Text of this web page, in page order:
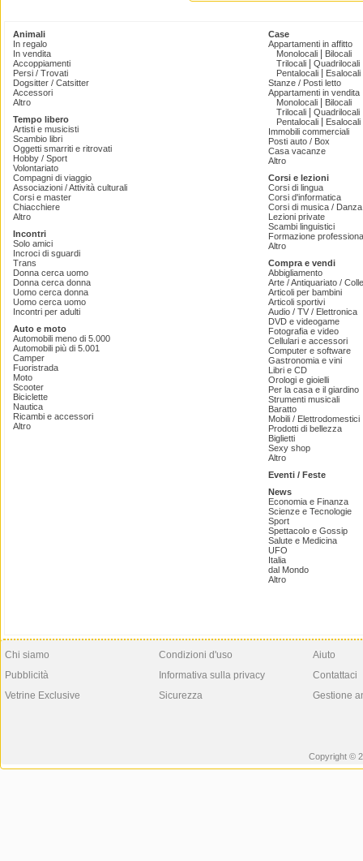
Animali
In regalo
In vendita
Accoppiamenti
Persi / Trovati
Dogsitter / Catsitter
Accessori
Altro
Tempo libero
Artisti e musicisti
Scambio libri
Oggetti smarriti e ritrovati
Hobby / Sport
Volontariato
Compagni di viaggio
Associazioni / Attività culturali
Corsi e master
Chiacchiere
Altro
Incontri
Solo amici
Incroci di sguardi
Trans
Donna cerca uomo
Donna cerca donna
Uomo cerca donna
Uomo cerca uomo
Incontri per adulti
Auto e moto
Automobili meno di 5.000
Automobili più di 5.001
Camper
Fuoristrada
Moto
Scooter
Biciclette
Nautica
Ricambi e accessori
Altro
Case
Appartamenti in affitto
Monolocali
Bilocali
Trilocali
Quadrilocali
Pentalocali
Esalocali
Stanze / Posti letto
Appartamenti in vendita
Monolocali
Bilocali
Trilocali
Quadrilocali
Pentalocali
Esalocali
Immobili commerciali
Posti auto / Box
Casa vacanze
Altro
Corsi e lezioni
Corsi di lingua
Corsi d'informatica
Corsi di musica /
Lezioni private
Scambi linguistici
Formazione
Altro
Compra e vendi
Abbigliamento
Arte / Antiquariato /
Articoli per bambini
Articoli sportivi
Audio / TV / Elettronica
DVD e videogame
Fotografia e video
Cellulari e accessori
Computer e software
Gastronomia e vini
Libri e CD
Orologi e gioielli
Per la casa e il giardino
Strumenti musicali
Baratto
Mobili / Elettrodomestici
Prodotti di bellezza
Biglietti
Sexy shop
Altro
Eventi / Feste
News
Economia e Finanza
Scienze e Tecnologie
Sport
Spettacolo e Gossip
Salute e Medicina
UFO
Italia
dal Mondo
Altro
Chi siamo
Pubblicità
Vetrine Exclusive
Condizioni d'uso
Informativa sulla privacy
Sicurezza
Aiuto
Contattaci
Gestione
Copyright ©